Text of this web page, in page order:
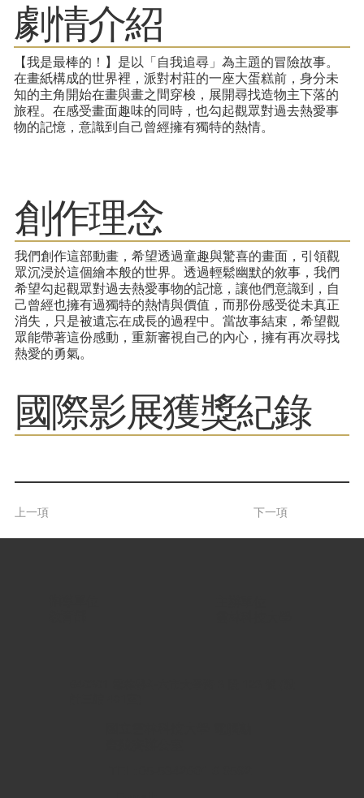
劇情介紹
【我是最棒的！】是以「自我追尋」為主題的冒險故事。
在畫紙構成的世界裡，派對村莊的一座大蛋糕前，身分未
知的主角開始在畫與畫之間穿梭，展開尋找造物主下落的
旅程。在感受畫面趣味的同時，也勾起觀眾對過去熱愛事
物的記憶，意識到自己曾經擁有獨特的熱情。
​創作理念
我們創作這部動畫，希望透過童趣與驚喜的畫面，引領觀
眾沉浸於這個繪本般的世界。透過輕鬆幽默的敘事，我們
希望勾起觀眾對過去熱愛事物的記憶，讓他們意識到，自
己曾經也擁有過獨特的熱情與價值，而那份感受從未真正
消失，只是被遺忘在成長的過程中。當故事結束，希望觀
眾能帶著這份感動，重新審視自己的內心，擁有再次尋找
熱愛的勇氣。
​國際影展獲獎紀錄
上一項 下一項